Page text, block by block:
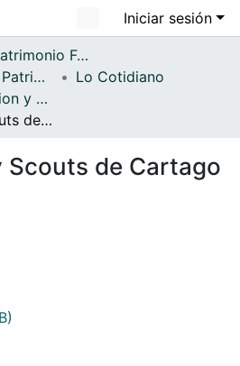
DSpace
Iniciar sesión
Archivo del Patrimonio Fotográfico y Fílmico del Valle del Cauca
Fondo Archivo del Patrimonio Fotográfico y Fílmico del Valle del Cauca
Lo Cotidiano
APFFVC - Recreacion y Paseo - Patrimonial
Grupo de Boy Scouts de Cartago y Alcalá
Scouts de Cartago